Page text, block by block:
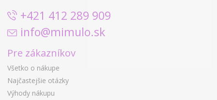
+421 412 289 909
info@mimulo.sk
Pre zákazníkov
Všetko o nákupe
Najčastejšie otázky
Výhody nákupu